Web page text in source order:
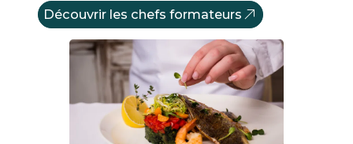
Découvrir les chefs formateurs